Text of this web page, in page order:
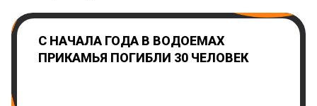
С НАЧАЛА ГОДА В ВОДОЕМАХ
ПРИКАМЬЯ ПОГИБЛИ 30 ЧЕЛОВЕК